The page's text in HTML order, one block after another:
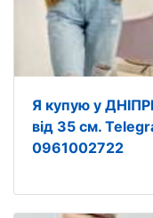
Я купую у
від 35 см.
0961002722